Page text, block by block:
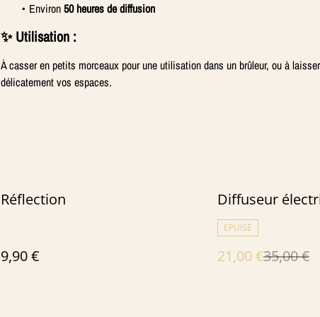
Environ50 heures de diffusion
✨ Utilisation :
À casser en petits morceaux pour une utilisation dans un brûleur, ou à
délicatement vos espaces.
Réflection
9,90 €
%
Diffuseur
ÉPUISÉ
21,00 €35,00 €